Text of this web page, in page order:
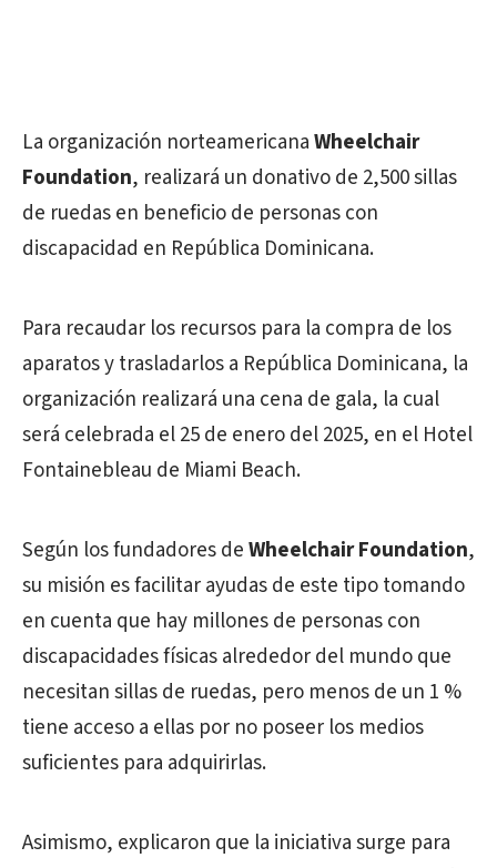
La organización norteamericanaWheelchair
Foundation, realizará un donativo de 2,500 sillas
de ruedas en beneficio de personas con
discapacidad en República Dominicana.
Para recaudar los recursos para la compra de los
aparatos y trasladarlos a República Dominicana, la
organización realizará una cena de gala, la cual
será celebrada el 25 de enero del 2025, en el Hotel
Fontainebleau de Miami Beach.
Según los fundadores deWheelchair Foundation,
su misión es facilitar ayudas de este tipo tomando
en cuenta que hay millones de personas con
discapacidades físicas alrededor del mundo que
necesitan sillas de ruedas, pero menos de un 1 %
tiene acceso a ellas por no poseer los medios
suficientes para adquirirlas.
Asimismo, explicaron que la iniciativa surge para